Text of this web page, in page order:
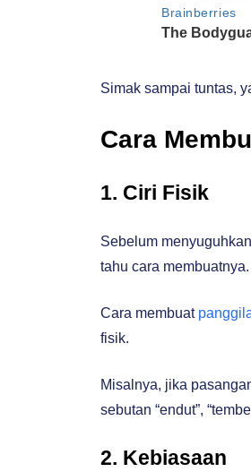
Simak sampai tuntas,
Cara
1. Ciri Fisik
Sebelum
tahu cara membuatnya.
Cara membuat
fisik.
Misalnya, jika
sebutan “endut”,
2. Kebiasaan